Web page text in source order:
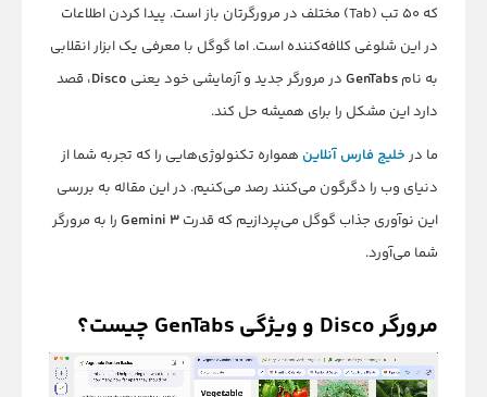
که ۵۰ تب (Tab) مختلف در مرورگرتان باز است. پیدا کردن اطلاعات
در این شلوغی کلافه‌کننده است. اما گوگل با معرفی یک ابزار انقلابی
به نام GenTabs در مرورگر جدید و آزمایشی خود یعنی Disco، قصد
دارد این مشکل را برای همیشه حل کند.
ما در خلیج فارس آنلاین همواره تکنولوژی‌هایی را که تجربه شما از
دنیای وب را دگرگون می‌کنند رصد می‌کنیم. در این مقاله به بررسی
این نوآوری جذاب گوگل می‌پردازیم که قدرت Gemini 3 را به مرورگر
شما می‌آورد.
مرورگر Disco و ویژگی GenTabs چیست؟
نمایشگر
ویدیو